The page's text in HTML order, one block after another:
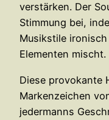
verstärken. Der
Stimmung bei,
Musikstile
Elementen mischt.
Diese provokante
Markenzeichen
jedermanns